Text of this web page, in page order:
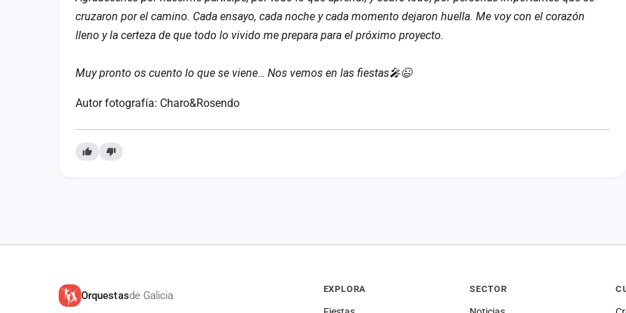
cruzaron por el camino. Cada ensayo, cada noche y cada momento dejaron huella. Me voy con el corazón
lleno y la certeza de que todo lo vivido me prepara para el próximo proyecto.
Muy pronto os cuento lo que se viene… Nos vemos en las fiestas🎤😉
Autor fotografía: Charo&Rosendo
Orquestasde Galicia EXPLORA SECTOR